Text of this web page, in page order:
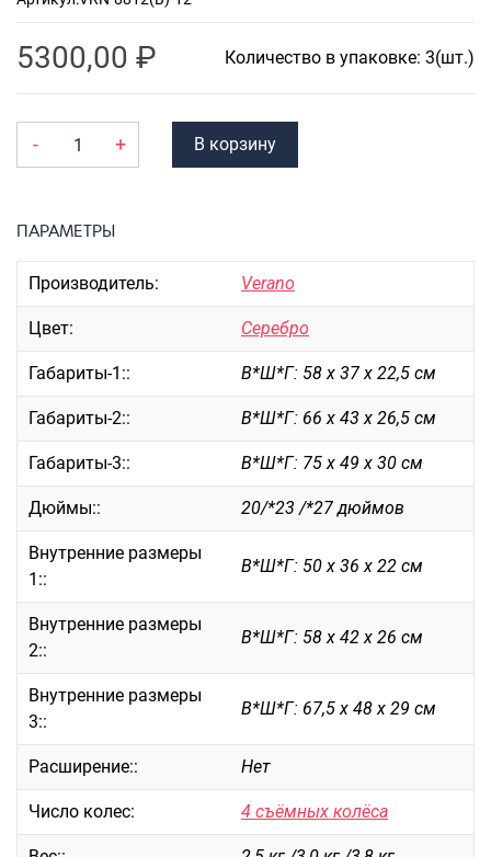
Аксессуары
Мешки для обуви
Пеналы для школы
Чемоданы оптом
Чемоданы на колесах
Чемоданы детские
Пилоты на колесах
Рюкзаки детские для детских
чемоданов
Бьюти-кейсы
Распродажа
Сумки колесные
Сумки спортивные
Сумки деловые
Сумки поясные
Сумки для ноутбуков
Сумки-тележки хозяйственные
Сумки-рюкзаки на колёсах
5300,00 ₽ Количество в упаковке: 3(шт.)
- + В корзину
ПАРАМЕТРЫ
Производитель: Verano
Цвет: Серебро
Габариты-1:: В*Ш*Г: 58 х 37 х 22,5 см
Габариты-2:: В*Ш*Г: 66 х 43 х 26,5 см
Габариты-3:: В*Ш*Г: 75 х 49 х 30 см
Дюймы:: 20/*23 /*27 дюймов
Внутренние размеры
1::
В*Ш*Г: 50 х 36 х 22 см
Внутренние размеры
2::
В*Ш*Г: 58 х 42 х 26 см
Внутренние размеры
3::
В*Ш*Г: 67,5 х 48 х 29 см
Расширение:: Нет
Число колес: 4 съёмных колёса